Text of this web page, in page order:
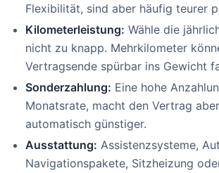
Flexibilität, sind aber häufig teurer
Kilometerleistung: Wähle die
nicht zu knapp. Mehrkilometer
Vertragsende spürbar ins Gewicht
Sonderzahlung: Eine hohe
Monatsrate, macht den Vertrag
automatisch günstiger.
Ausstattung: Assistenzsysteme,
Navigationspakete, Sitzheizung